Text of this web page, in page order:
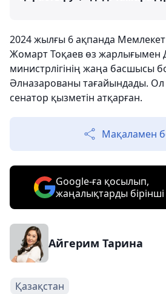
2024 жылғы 6 ақпанда
Жомарт Тоқаев өз жарлығымен
министрлігінің жаңа басшысы
Әлназарованы тағайындады. Ол
сенатор қызметін атқарған.
Мақаламен
Google-ға қосылып,
жаңалықтарды
Айгерим Тарина
Қазақстан